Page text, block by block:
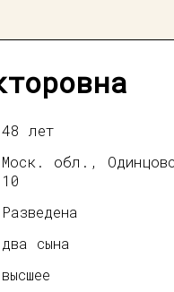
48 лет
Моск. обл.,
10
Разведена
два сына
высшее